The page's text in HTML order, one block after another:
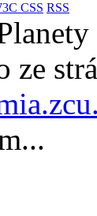
CSS RSS
ze